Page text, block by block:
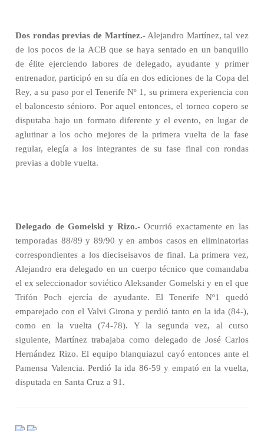
Dos rondas previas de Martínez.-Alejandro Martínez, tal vez
de los pocos de la ACB que se haya sentado en un banquillo
de élite ejerciendo labores de delegado, ayudante y primer
entrenador, participó en su día en dos ediciones de la Copa del
Rey, a su paso por el Tenerife Nº 1, su primera experiencia con
el baloncesto sénioro. Por aquel entonces, el torneo copero se
disputaba bajo un formato diferente y el evento, en lugar de
aglutinar a los ocho mejores de la primera vuelta de la fase
regular, elegía a los integrantes de su fase final con rondas
previas a doble vuelta.
Delegado de Gomelski y Rizo.-Ocurrió exactamente en las
temporadas 88/89 y 89/90 y en ambos casos en eliminatorias
correspondientes a los dieciseisavos de final. La primera vez,
Alejandro era delegado en un cuerpo técnico que comandaba
el ex seleccionador soviético Aleksander Gomelski y en el que
Trifón Poch ejercía de ayudante. El Tenerife Nº1 quedó
emparejado con el Valvi Girona y perdió tanto en la ida (84-),
como en la vuelta (74-78). Y la segunda vez, al curso
siguiente, Martínez trabajaba como delegado de José Carlos
Hernández Rizo. El equipo blanquiazul cayó entonces ante el
Pamensa Valencia. Perdió la ida 86-59 y empató en la vuelta,
disputada en Santa Cruz a 91.